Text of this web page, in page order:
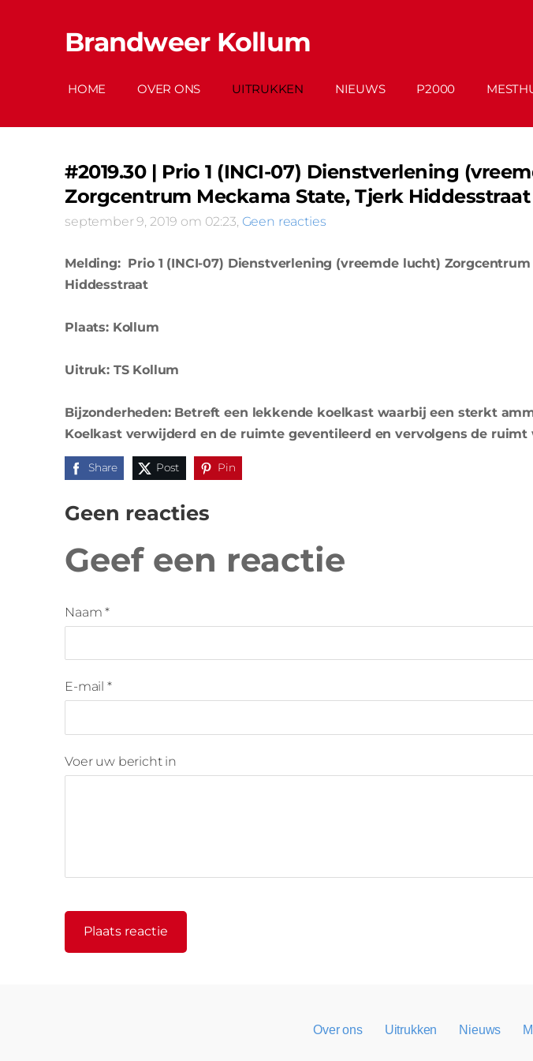
Brandweer Kollum
HOME OVER ONS UITRUKKEN NIEUWS P2000
#2019.30 | Prio 1 (INCI-07) Dienstverlening
Zorgcentrum Meckama State, Tjerk Hiddesstraat
september 9, 2019 om 02:23, Geen reacties
Melding: Prio 1 (INCI-07) Dienstverlening (vreemde lucht)
Hiddesstraat
Plaats: Kollum
Uitruk: TS Kollum
Bijzonderheden: Betreft een lekkende koelkast waarbij een sterkt
Koelkast verwijderd en de ruimte geventileerd en vervolgens de ruimt
Share Post Pin
Geen reacties
Geef een reactie
Naam *
E-mail *
Voer uw bericht in
Over ons Uitrukken Nieuws